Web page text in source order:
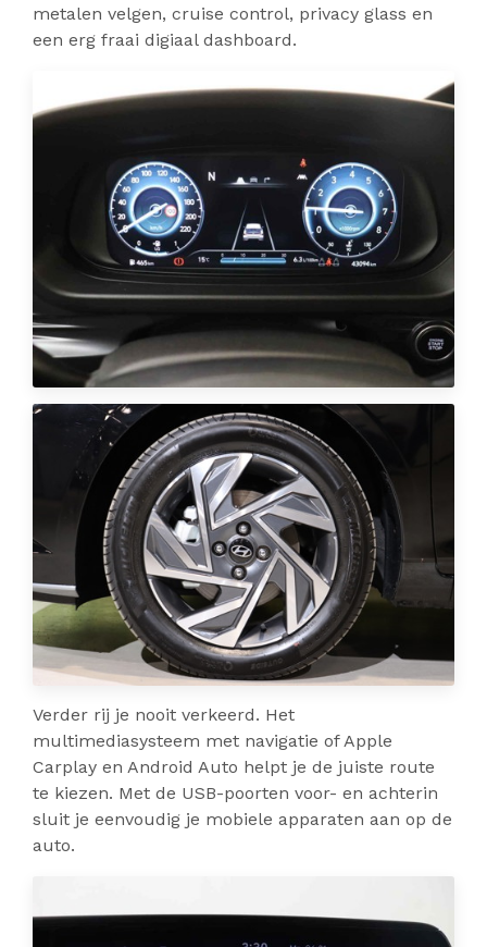
metalen velgen, cruise control, privacy glass en
een erg fraai digiaal dashboard.
Verder rij je nooit verkeerd. Het
multimediasysteem met navigatie of Apple
Carplay en Android Auto helpt je de juiste route
te kiezen. Met de USB-poorten voor- en achterin
sluit je eenvoudig je mobiele apparaten aan op de
auto.